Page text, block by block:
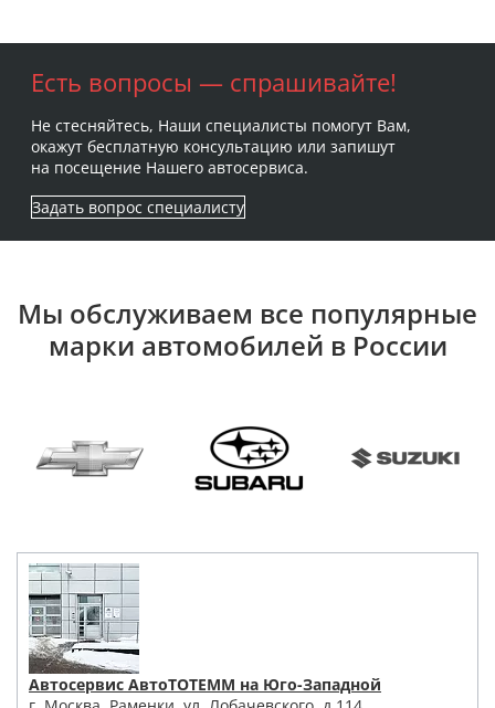
Есть вопросы — спрашивайте!
Не стесняйтесь, Наши специалисты помогут Вам,
окажут бесплатную консультацию или запишут
на посещение Нашего автосервиса.
Задать вопрос специалисту
Мы обслуживаем все популярные
марки автомобилей в России
Автосервис АвтоТОТЕММ на Юго-Западной